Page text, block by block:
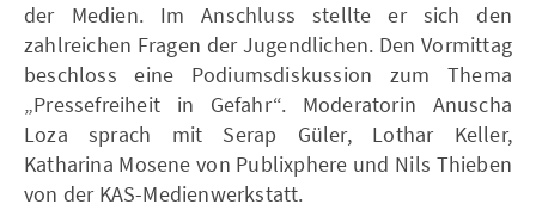
der Medien. Im Anschluss stellte er sich den
zahlreichen Fragen der Jugendlichen. Den Vormittag
beschloss eine Podiumsdiskussion zum Thema
„Pressefreiheit in Gefahr“. Moderatorin Anuscha
Loza sprach mit Serap Güler, Lothar Keller,
Katharina Mosene von Publixphere und Nils Thieben
von der KAS-Medienwerkstatt.